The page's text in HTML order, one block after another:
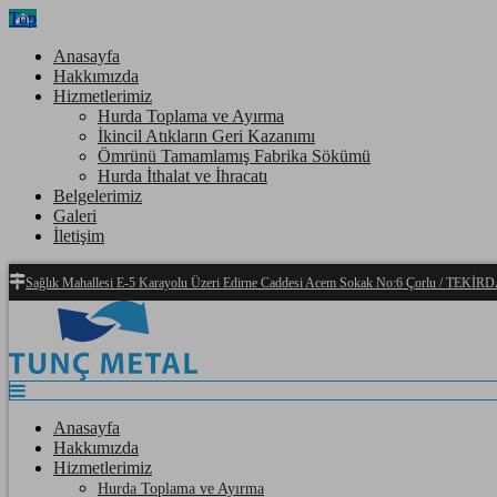
Top
Anasayfa
Hakkımızda
Hizmetlerimiz
Hurda Toplama ve Ayırma
İkincil Atıkların Geri Kazanımı
Ömrünü Tamamlamış Fabrika Sökümü
Hurda İthalat ve İhracatı
Belgelerimiz
Galeri
İletişim
Sağlık Mahallesi E-5 Karayolu Üzeri Edirne Caddesi Acem Sokak No:6 Çorlu /
Anasayfa
Hakkımızda
Hizmetlerimiz
Hurda Toplama ve Ayırma